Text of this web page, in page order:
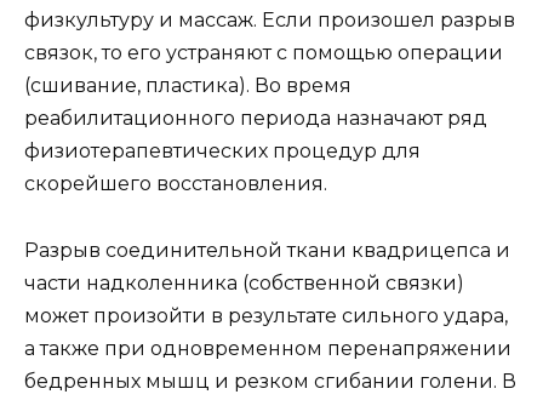
физкультуру и массаж. Если произошел разрыв
связок, то его устраняют с помощью операции
(сшивание, пластика). Во время
реабилитационного периода назначают ряд
физиотерапевтических процедур для
скорейшего восстановления.
Разрыв соединительной ткани квадрицепса и
части надколенника (собственной связки)
может произойти в результате сильного удара,
а также при одновременном перенапряжении
бедренных мышц и резком сгибании голени. В